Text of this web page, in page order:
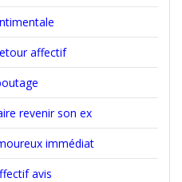
affectif
revenir son ex
immédiat
avis